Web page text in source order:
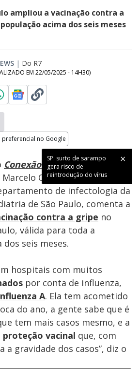
ampliou a vacinação contra a
acima dos seis meses
| Do R7
EM 22/05/2025 - 14H30)
no Google
SP: surto de sarampo
gera risco de
reintrodução do vírus
100.00%
Conexão Record Newsdesta
Otsuka, vice-
de infectologia da
de São Paulo, comenta a
contra a gripe no
válida para toda a
seis meses.
hospitais com muitos
por conta de influenza,
A. Ela tem acometido
do ano, a gente sabe que é
tem mais casos mesmo, e a
proteção vacinal que, com
a gravidade dos casos”, diz o